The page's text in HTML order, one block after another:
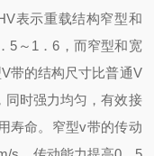
表示重载结构窄型和
5～1．6，而窄型和宽
带的结构尺寸比普通V
同时强力均匀，有效接
寿命。窄型v带的传动